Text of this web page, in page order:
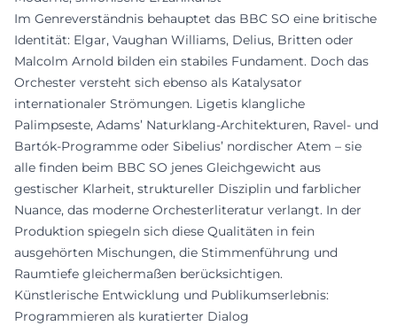
Im Genreverständnis behauptet das BBC SO eine britische
Identität: Elgar, Vaughan Williams, Delius, Britten oder
Malcolm Arnold bilden ein stabiles Fundament. Doch das
Orchester versteht sich ebenso als Katalysator
internationaler Strömungen. Ligetis klangliche
Palimpseste, Adams’ Naturklang-Architekturen, Ravel- und
Bartók-Programme oder Sibelius’ nordischer Atem – sie
alle finden beim BBC SO jenes Gleichgewicht aus
gestischer Klarheit, struktureller Disziplin und farblicher
Nuance, das moderne Orchesterliteratur verlangt. In der
Produktion spiegeln sich diese Qualitäten in fein
ausgehörten Mischungen, die Stimmenführung und
Raumtiefe gleichermaßen berücksichtigen.
Künstlerische Entwicklung und Publikumserlebnis:
Programmieren als kuratierter Dialog